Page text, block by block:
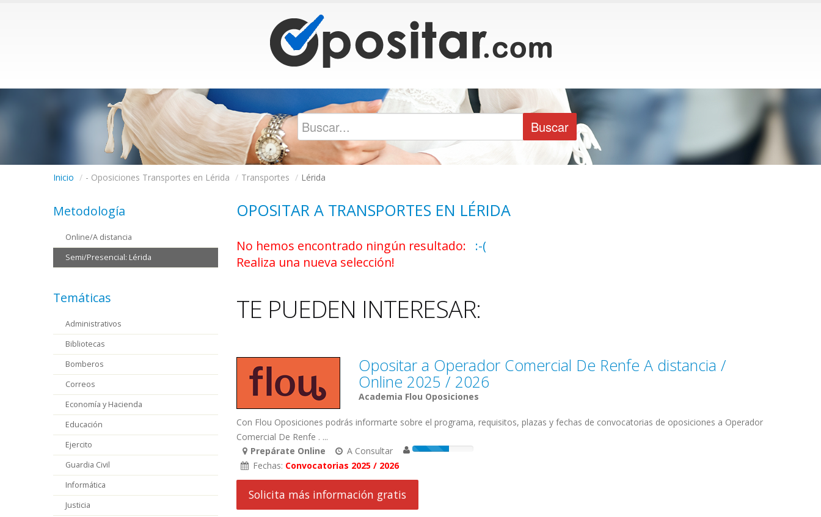
Inicio / - Oposiciones Transportes en Lérida / Transportes / Lérida
OPOSITAR A TRANSPORTES EN LÉRIDA
No hemos encontrado ningún resultado: :-(
Realiza una nueva selección!
TE PUEDEN INTERESAR:
Opositar a Operador Comercial De Renfe A distancia /
Online 2025 / 2026
Academia Flou Oposiciones
Con Flou Oposiciones podrás informarte sobre el programa, requisitos, plazas y fechas de convocatorias de oposiciones a Operador
Comercial De Renfe . ...
Prepárate Online
A Consultar
Fechas: Convocatorias 2025 / 2026
Solicita más información gratis
Metodología
Online/A distancia
Semi/Presencial: Lérida
Temáticas
Administrativos
Bibliotecas
Bomberos
Correos
Economía y Hacienda
Educación
Ejercito
Guardia Civil
Informática
Justicia